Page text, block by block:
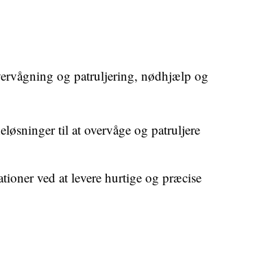
og patruljering, nødhjælp og
til at overvåge og patruljere
ved at levere hurtige og præcise